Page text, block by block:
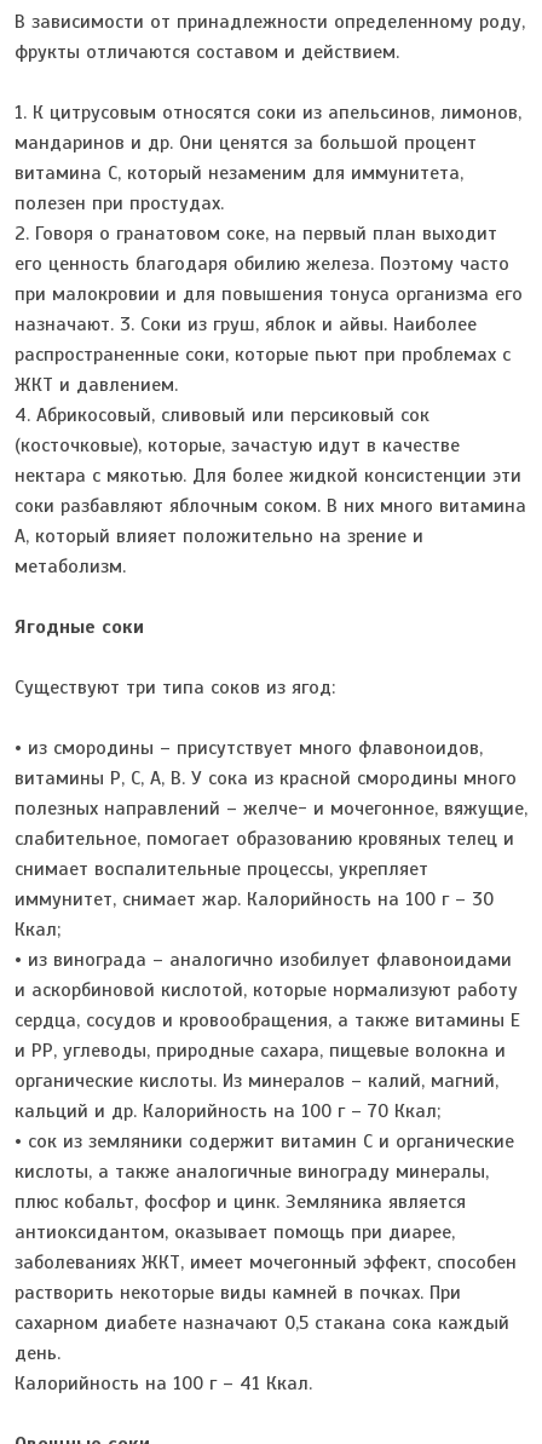
В зависимости от принадлежности определенному роду,
фрукты отличаются составом и действием.
1. К цитрусовым относятся соки из апельсинов, лимонов,
мандаринов и др. Они ценятся за большой процент
витамина С, который незаменим для иммунитета,
полезен при простудах.
2. Говоря о гранатовом соке, на первый план выходит
его ценность благодаря обилию железа. Поэтому часто
при малокровии и для повышения тонуса организма его
назначают. 3. Соки из груш, яблок и айвы. Наиболее
распространенные соки, которые пьют при проблемах с
ЖКТ и давлением.
4. Абрикосовый, сливовый или персиковый сок
(косточковые), которые, зачастую идут в качестве
нектара с мякотью. Для более жидкой консистенции эти
соки разбавляют яблочным соком. В них много витамина
А, который влияет положительно на зрение и
метаболизм.
Ягодные соки
Существуют три типа соков из ягод:
• из смородины – присутствует много флавоноидов,
витамины Р, С, А, В. У сока из красной смородины много
полезных направлений – желче- и мочегонное, вяжущие,
слабительное, помогает образованию кровяных телец и
снимает воспалительные процессы, укрепляет
иммунитет, снимает жар. Калорийность на 100 г – 30
Ккал;
• из винограда – аналогично изобилует флавоноидами
и аскорбиновой кислотой, которые нормализуют работу
сердца, сосудов и кровообращения, а также витамины Е
и РР, углеводы, природные сахара, пищевые волокна и
органические кислоты. Из минералов – калий, магний,
кальций и др. Калорийность на 100 г – 70 Ккал;
• сок из земляники содержит витамин С и органические
кислоты, а также аналогичные винограду минералы,
плюс кобальт, фосфор и цинк. Земляника является
антиоксидантом, оказывает помощь при диарее,
заболеваниях ЖКТ, имеет мочегонный эффект, способен
растворить некоторые виды камней в почках. При
сахарном диабете назначают 0,5 стакана сока каждый
день.
Калорийность на 100 г – 41 Ккал.